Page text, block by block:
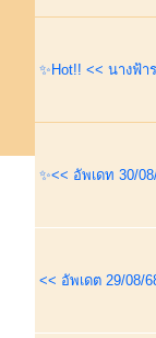
✨Hot!! << นางฟ้
✨<< อัพเดท 30/
<< อัพเดต 29/08/